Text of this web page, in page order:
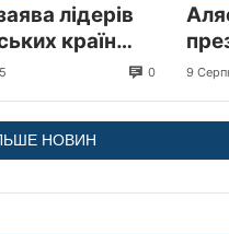
лідерів
країн
в Україні
0 9
НОВИН